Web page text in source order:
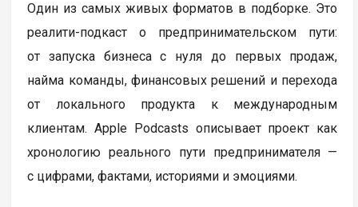
Один из самых живых форматов в подборке. Это
реалити-подкаст о предпринимательском пути:
от запуска бизнеса с нуля до первых продаж,
найма команды, финансовых решений и перехода
от локального продукта к международным
клиентам. Apple Podcasts описывает проект как
хронологию реального пути предпринимателя —
с цифрами, фактами, историями и эмоциями.